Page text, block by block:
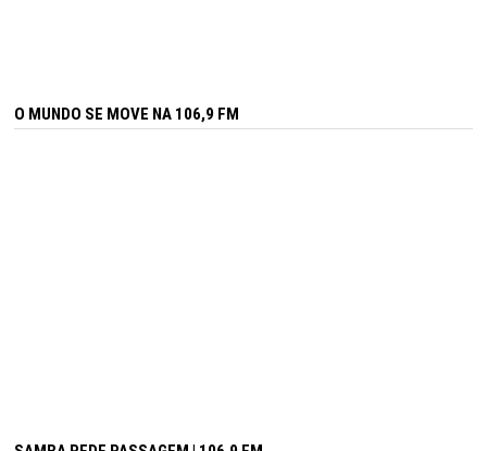
O MUNDO SE MOVE NA 106,9 FM